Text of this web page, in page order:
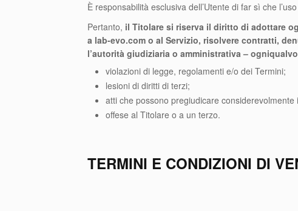
È responsabilità esclusiva dell’Utente di far sì che
Pertanto, il Titolare si riserva il diritto di adottare
a lab-evo.com o al Servizio, risolvere contratti,
l’autorità giudiziaria o amministrativa –
violazioni di legge, regolamenti e/o dei Termini;
lesioni di diritti di terzi;
atti che possono pregiudicare
offese al Titolare o a un terzo.
TERMINI E CONDIZIONI DI